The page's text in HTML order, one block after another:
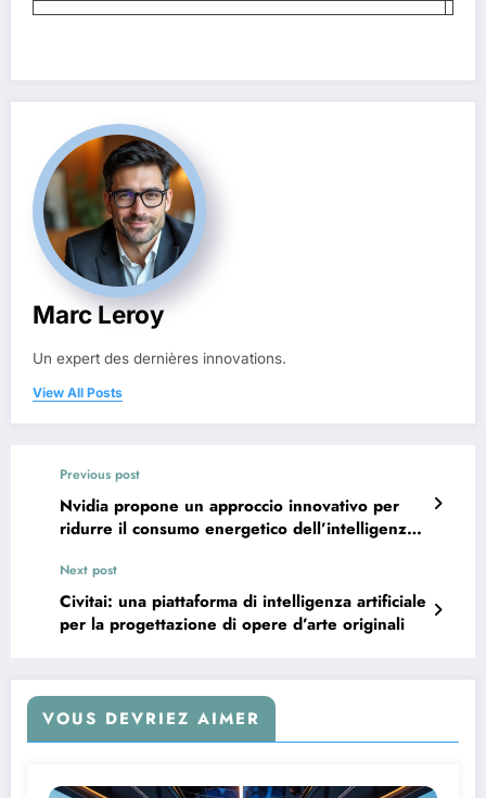
Marc Leroy
Un expert des dernières innovations.
View All Posts
Previous post
Nvidia propone un approccio innovativo per
ridurre il consumo energetico dell’intelligenza
Next post
Civitai: una piattaforma di intelligenza artificiale
per la progettazione di opere d’arte originali
VOUS DEVRIEZ AIMER